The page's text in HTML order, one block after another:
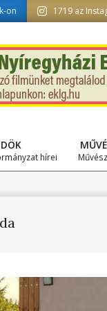
on 1719 az
DÖK
hírei